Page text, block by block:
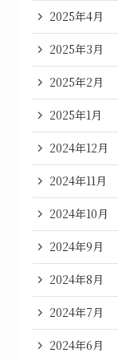
2025年4月
2025年3月
2025年2月
2025年1月
2024年12月
2024年11月
2024年10月
2024年9月
2024年8月
2024年7月
2024年6月